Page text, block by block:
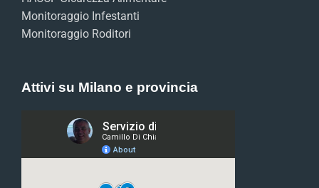
Monitoraggio Infestanti
Monitoraggio Roditori
Attivi su Milano e provincia